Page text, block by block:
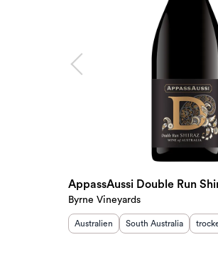
AppassAussi Double Run
Byrne Vineyards
Herkunftsland:
Australien Herkunftsregion
South Australia